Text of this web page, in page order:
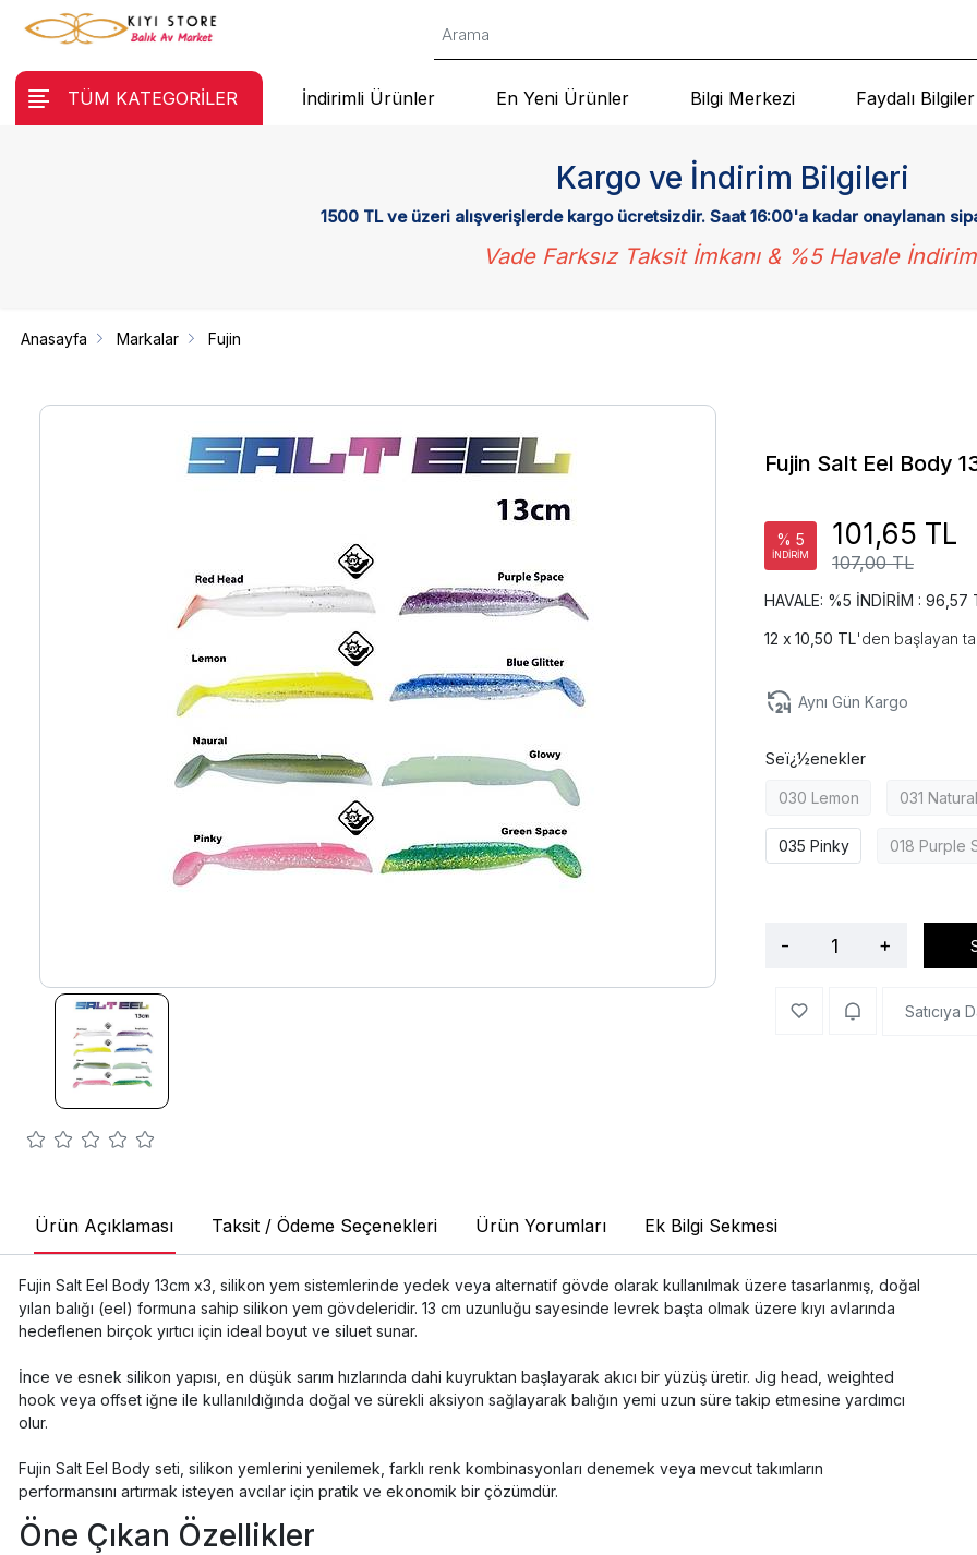
TÜM KATEGORİLER İndirimli Ürünler En Yeni Ürünler Bilgi Merkezi Faydalı Bilgiler
Kargo ve İndirim Bilgileri
1500 TL ve üzeri alışverişlerde kargo ücretsizdir. Saat 16:00'a kadar onaylanan
Vade Farksız Taksit İmkanı & %5 Havale
Anasayfa Markalar Fujin
Fujin Salt Eel Body
% 5
İNDİRİM 107,00 TL
101,65 TL
HAVALE: %5 İNDİRİM : 96,57
10,50 TL'den başlayan
Aynı Gün Kargo
Seï¿½enekler
030 Lemon 031 Natural
035 Pinky 018 Purple
- +
Satıcıya
Ürün Açıklaması Taksit / Ödeme Seçenekleri Ürün Yorumları Ek Bilgi Sekmesi
Fujin Salt Eel Body 13cm x3, silikon yem sistemlerinde yedek veya alternatif gövde olarak kullanılmak üzere tasarlanmış, doğal
yılan balığı (eel) formuna sahip silikon yem gövdeleridir. 13 cm uzunluğu sayesinde levrek başta olmak üzere kıyı avlarında
hedeflenen birçok yırtıcı için ideal boyut ve siluet sunar.
İnce ve esnek silikon yapısı, en düşük sarım hızlarında dahi kuyruktan başlayarak akıcı bir yüzüş üretir. Jig head, weighted
hook veya offset iğne ile kullanıldığında doğal ve sürekli aksiyon sağlayarak balığın yemi uzun süre takip etmesine yardımcı
olur.
Fujin Salt Eel Body seti, silikon yemlerini yenilemek, farklı renk kombinasyonları denemek veya mevcut takımların
performansını artırmak isteyen avcılar için pratik ve ekonomik bir çözümdür.
Öne Çıkan Özellikler